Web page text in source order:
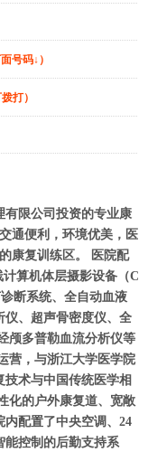
号码↓）
打）
有限公司投资的专业康
通便利，环境优美，医
康复训练区。 医院配
算机体层摄影设备（C
断系统、全自动血液
仪、超声骨密度仪、全
颅多普勒血流分析仪等
营，与浙江大学医学院
技术与中国传统医学相
化的户外康复道、宽敞
配置了中央空调、24
能控制的后勤支持系